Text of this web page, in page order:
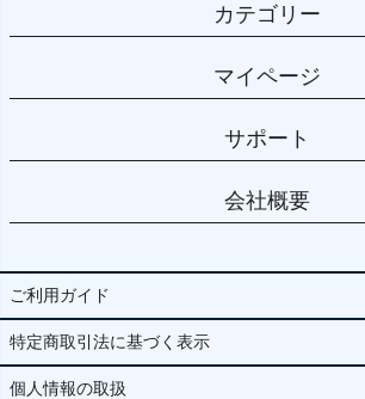
カテゴリー
マイページ
サポート
会社概要
ご利用ガイド
特定商取引法に基づく表示
個人情報の取扱